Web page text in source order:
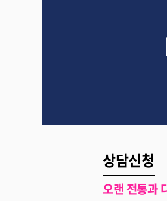
상담신청
오랜 전통과